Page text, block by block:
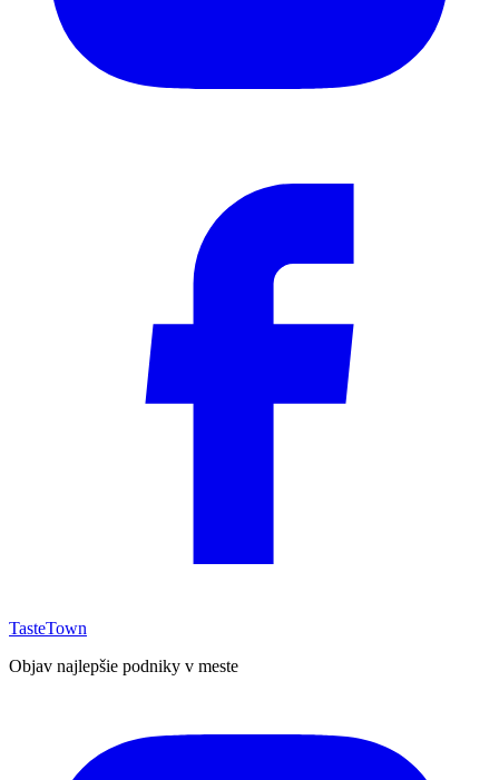
TasteTown
Objav najlepšie podniky v meste